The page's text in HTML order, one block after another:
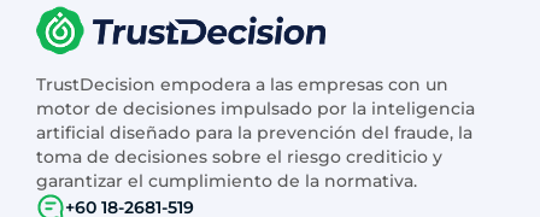
TrustDecision empodera a las empresas con un
motor de decisiones impulsado por la inteligencia
artificial diseñado para la prevención del fraude, la
toma de decisiones sobre el riesgo crediticio y
garantizar el cumplimiento de la normativa.
+60 18-2681-519